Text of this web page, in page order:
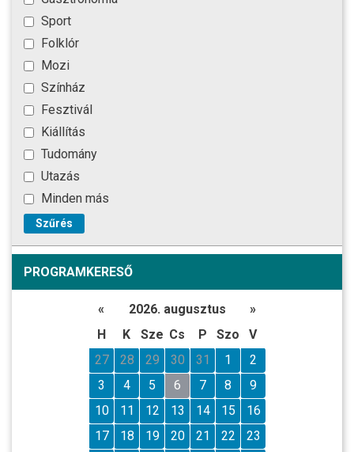
Sport
Folklór
Mozi
Színház
Fesztivál
Kiállítás
Tudomány
Utazás
Minden más
Szűrés
PROGRAMKERESŐ
« 2026. augusztus
»
H
K Sze Cs P Szo
V
27
28 29 30 31 1
2
3
4 5 6 7 8
9
10
11 12 13 14 15
16
17
18 19 20 21 22
23